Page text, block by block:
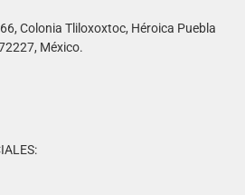
Colonia Tliloxoxtoc, Héroica Puebla
México.